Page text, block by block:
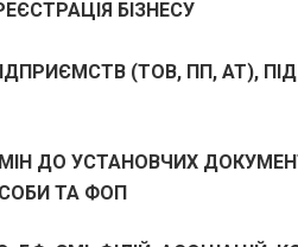
БІЗНЕСУ
(ТОВ, ПП, АТ),
ДО УСТАНОВЧИХ
ТА ФОП